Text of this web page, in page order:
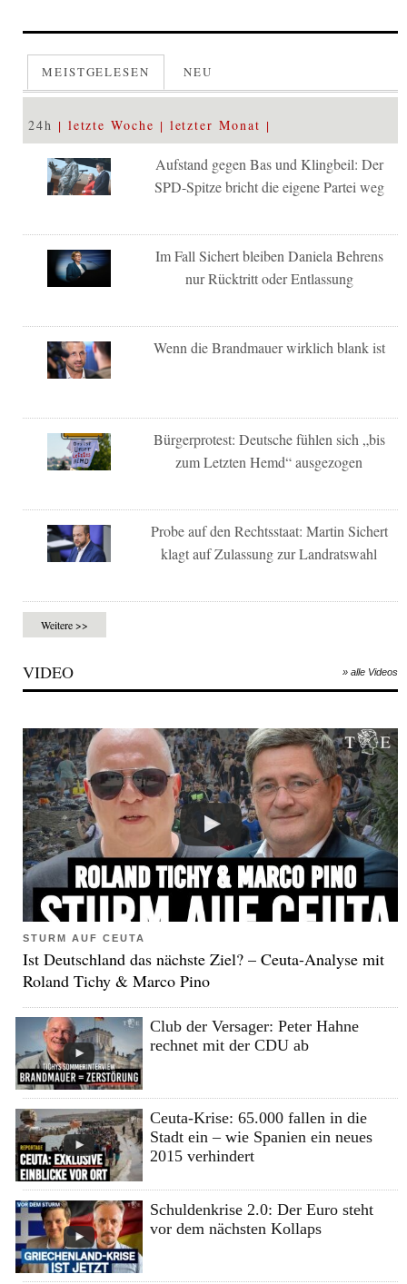
MEISTGELESEN NEU
24h letzte Woche letzter Monat
Aufstand gegen Bas und Klingbeil: Der
SPD-Spitze bricht die eigene Partei weg
Im Fall Sichert bleiben Daniela Behrens
nur Rücktritt oder Entlassung
Wenn die Brandmauer wirklich blank ist
Bürgerprotest: Deutsche fühlen sich „bis
zum Letzten Hemd“ ausgezogen
Probe auf den Rechtsstaat: Martin Sichert
klagt auf Zulassung zur Landratswahl
Weitere >>
VIDEO » alle Videos
STURM AUF CEUTA
Ist Deutschland das nächste Ziel? – Ceuta-Analyse mit
Roland Tichy & Marco Pino
Club der Versager: Peter Hahne
rechnet mit der CDU ab
Ceuta-Krise: 65.000 fallen in die
Stadt ein – wie Spanien ein neues
2015 verhindert
Schuldenkrise 2.0: Der Euro steht
vor dem nächsten Kollaps